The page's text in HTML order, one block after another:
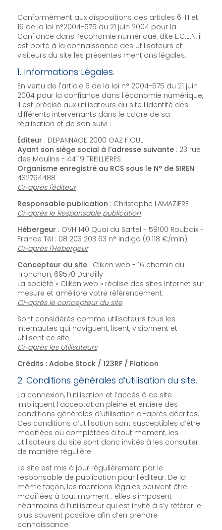
Conformément aux dispositions des articles 6-III et
19 de la loi n°2004-575 du 21 juin 2004 pour la
Confiance dans l’économie numérique, dite L.C.E.N, il
est porté à la connaissance des utilisateurs et
visiteurs du site les présentes mentions légales.
1. Informations Légales.
En vertu de l'article 6 de la loi n° 2004-575 du 21 juin
2004 pour la confiance dans l'économie numérique,
il est précisé aux utilisateurs du site l'identité des
différents intervenants dans le cadre de sa
réalisation et de son suivi :
Éditeur : DEPANNAGE 2000 GAZ FIOUL
Ayant son siège social à l’adresse suivante : 23 rue
des Moulins - 44119 TREILLIERES
Organisme enregistré au RCS sous le N° de SIREN :
432764488
Ci-après l'éditeur
Responsable publication : Christophe LAMAZIERE
Ci-après le Responsable publication
Hébergeur : OVH 140 Quai du Sartel - 59100 Roubaix -
France Tél : 08 203 203 63 n° indigo (0.118 €/min)
Ci-après l'Hébergeur
Concepteur du site : Cliken web - 16 chemin du
Tronchon, 69570 Dardilly
La société « Cliken web » réalise des sites Internet sur
mesure et améliore votre référencement.
Ci-après le concepteur du site
Sont considérés comme utilisateurs tous les
internautes qui naviguent, lisent, visionnent et
utilisent ce site
Ci-après les Utilisateurs
Crédits : Adobe Stock / 123RF / Flaticon
2. Conditions générales d’utilisation du site.
La connexion, l’utilisation et l’accès à ce site
impliquent l’acceptation pleine et entière des
conditions générales d’utilisation ci-après décrites.
Ces conditions d’utilisation sont susceptibles d’être
modifiées ou complétées à tout moment, les
utilisateurs du site sont donc invités à les consulter
de manière régulière.
Le site est mis à jour régulièrement par le
responsable de publication pour l'éditeur. De la
même façon, les mentions légales peuvent être
modifiées à tout moment : elles s’imposent
néanmoins à l’utilisateur qui est invité à s’y référer le
plus souvent possible afin d’en prendre
connaissance.